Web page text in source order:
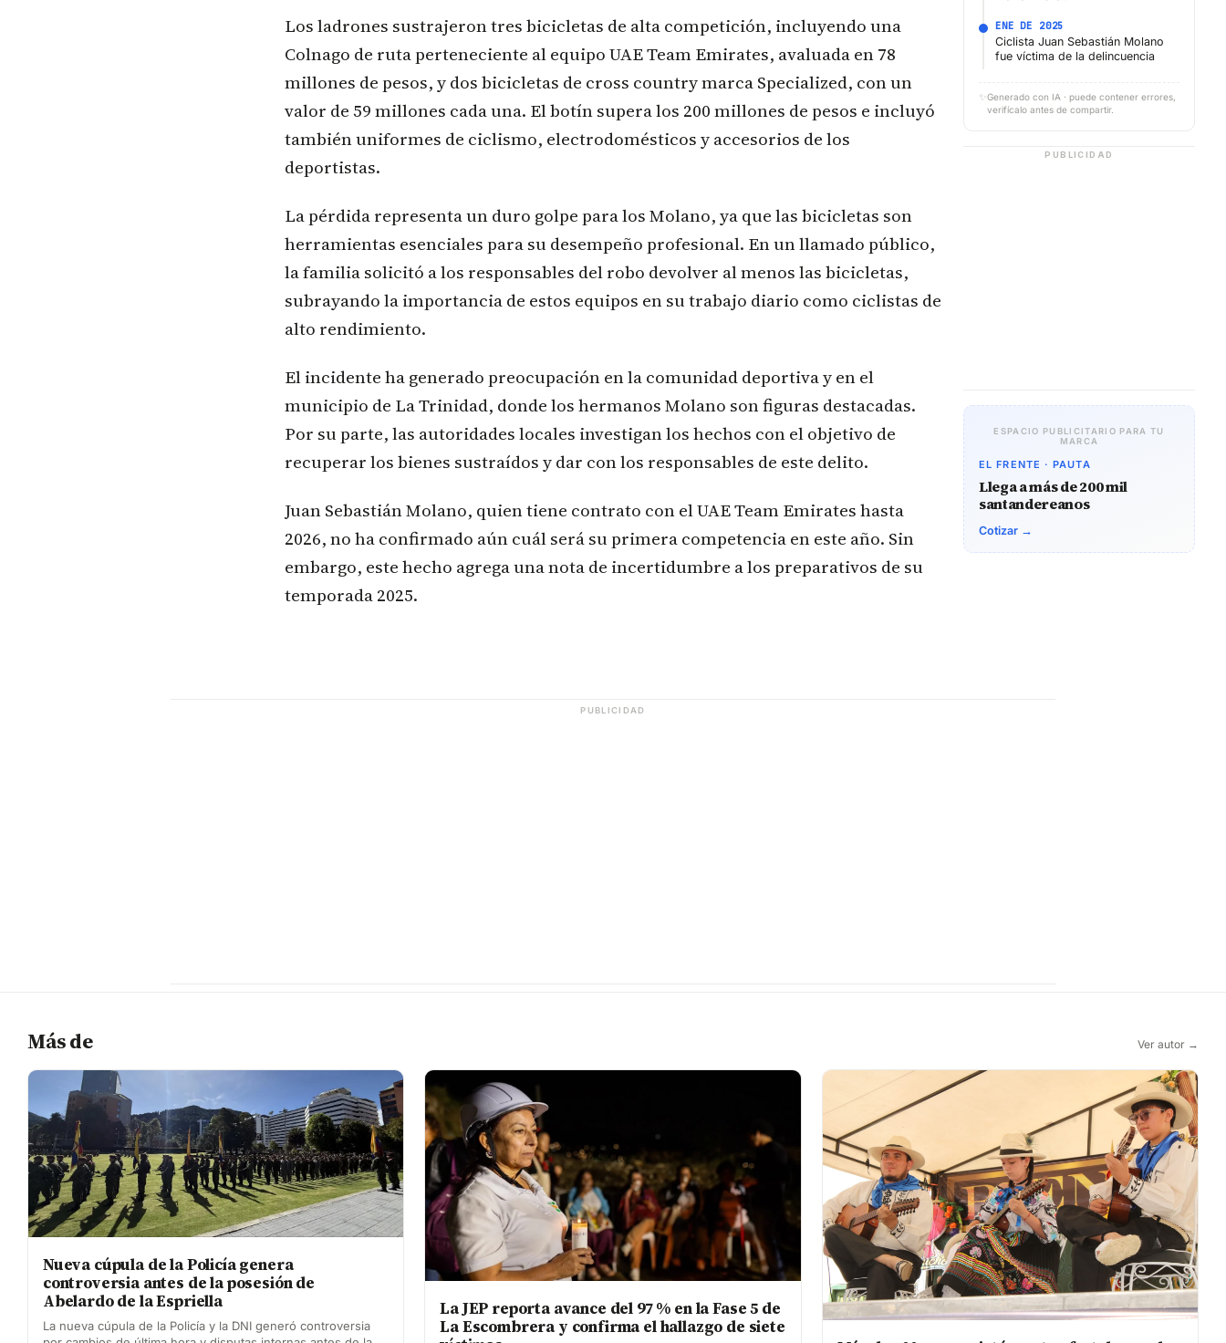
Los ladrones sustrajeron tres bicicletas de alta competición, incluyendo una
Colnago de ruta perteneciente al equipo UAE Team Emirates, avaluada en 78
millones de pesos, y dos bicicletas de cross country marca Specialized, con un
valor de 59 millones cada una. El botín supera los 200 millones de pesos e incluyó
también uniformes de ciclismo, electrodomésticos y accesorios de los
deportistas.
La pérdida representa un duro golpe para los Molano, ya que las bicicletas son
herramientas esenciales para su desempeño profesional. En un llamado público,
la familia solicitó a los responsables del robo devolver al menos las bicicletas,
subrayando la importancia de estos equipos en su trabajo diario como ciclistas de
alto rendimiento.
El incidente ha generado preocupación en la comunidad deportiva y en el
municipio de La Trinidad, donde los hermanos Molano son figuras destacadas.
Por su parte, las autoridades locales investigan los hechos con el objetivo de
recuperar los bienes sustraídos y dar con los responsables de este delito.
Juan Sebastián Molano, quien tiene contrato con el UAE Team Emirates hasta
2026, no ha confirmado aún cuál será su primera competencia en este año. Sin
embargo, este hecho agrega una nota de incertidumbre a los preparativos de su
temporada 2025.
ENE DE 2025
Ciclista Juan Sebastián Molano
fue víctima de la delincuencia
✨ Generado con IA · puede contener errores,
verifícalo antes de compartir.
PUBLICIDAD
ESPACIO PUBLICITARIO PARA TU
MARCA
EL FRENTE · PAUTA
Llega a más de 200 mil
santandereanos
Cotizar →
PUBLICIDAD
Más de Ver autor →
Nueva cúpula de la Policía genera
controversia antes de la posesión de
Abelardo de la Espriella
La nueva cúpula de la Policía y la DNI generó controversia
La JEP reporta avance del 97 % en la Fase 5 de
La Escombrera y confirma el hallazgo de siete